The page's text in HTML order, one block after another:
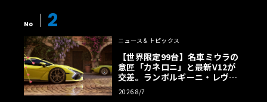
No 2
ニュース＆トピックス
【世界限定99台】名車ミウラの
意匠「カネロニ」と最新V12が
交差。ランボルギーニ・レヴエ
ルトに60周年記念車が登場
2026 8/7